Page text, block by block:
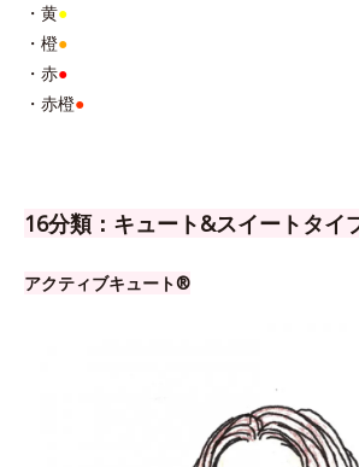
・黄●
・橙●
・赤●
・赤橙●
16分類：キュート&スイートタイ
アクティブキュート®